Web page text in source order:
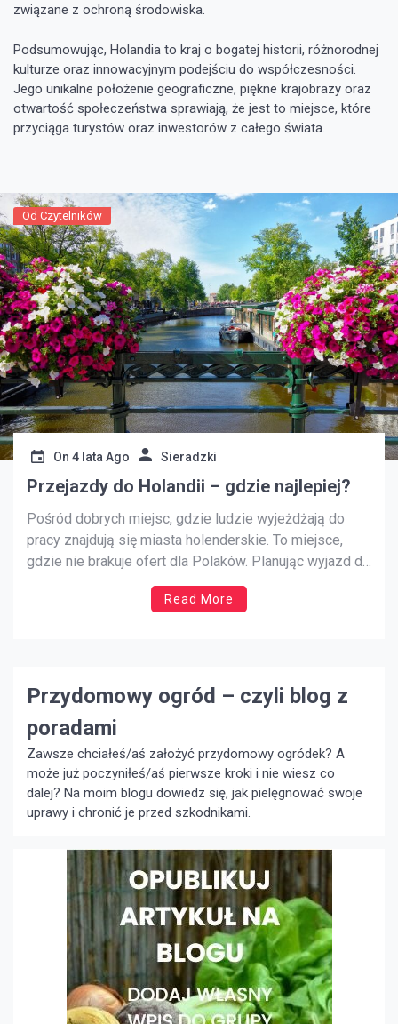
związane z ochroną środowiska.
Podsumowując, Holandia to kraj o bogatej historii, różnorodnej
kulturze oraz innowacyjnym podejściu do współczesności.
Jego unikalne położenie geograficzne, piękne krajobrazy oraz
otwartość społeczeństwa sprawiają, że jest to miejsce, które
przyciąga turystów oraz inwestorów z całego świata.
Od Czytelników
On 4 lata Ago Sieradzki
Przejazdy do Holandii – gdzie najlepiej?
Pośród dobrych miejsc, gdzie ludzie wyjeżdżają do
pracy znajdują się miasta holenderskie. To miejsce,
gdzie nie brakuje ofert dla Polaków. Planując wyjazd do
Niderlandów trzeba zaplanować wygodną podróż.
odpowiednim pomyśle będzie wyjazd przewozami
Read More
Przydomowy ogród – czyli blog z
poradami
Zawsze chciałeś/aś założyć przydomowy ogródek? A
może już poczyniłeś/aś pierwsze kroki i nie wiesz co
dalej? Na moim blogu dowiedz się, jak pielęgnować swoje
uprawy i chronić je przed szkodnikami.